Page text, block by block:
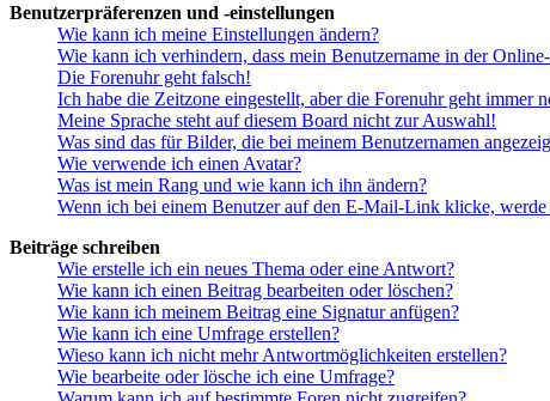
Benutzerpräferenzen und -einstellungen
Wie kann ich meine Einstellungen ändern?
Wie kann ich verhindern, dass mein Benutzername in der
Die Forenuhr geht falsch!
Ich habe die Zeitzone eingestellt, aber die Forenuhr geht immer
Meine Sprache steht auf diesem Board nicht zur Auswahl!
Was sind das für Bilder, die bei meinem Benutzernamen
Wie verwende ich einen Avatar?
Was ist mein Rang und wie kann ich ihn ändern?
Wenn ich bei einem Benutzer auf den E-Mail-Link klicke,
Beiträge schreiben
Wie erstelle ich ein neues Thema oder eine Antwort?
Wie kann ich einen Beitrag bearbeiten oder löschen?
Wie kann ich meinem Beitrag eine Signatur anfügen?
Wie kann ich eine Umfrage erstellen?
Wieso kann ich nicht mehr Antwortmöglichkeiten erstellen?
Wie bearbeite oder lösche ich eine Umfrage?